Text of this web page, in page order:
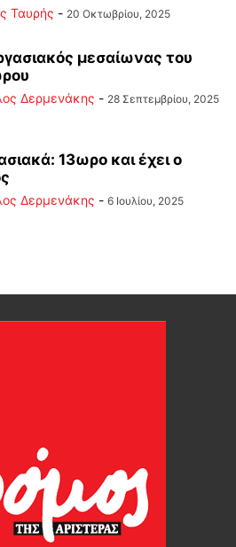
Ταυρής - 20 Οκτωβρίου, 2025
μεσαίωνας του
Δερμενάκης - 28 Σεπτεμβρίου, 2025
13ωρο και έχει ο
Δερμενάκης - 6 Ιουλίου, 2025